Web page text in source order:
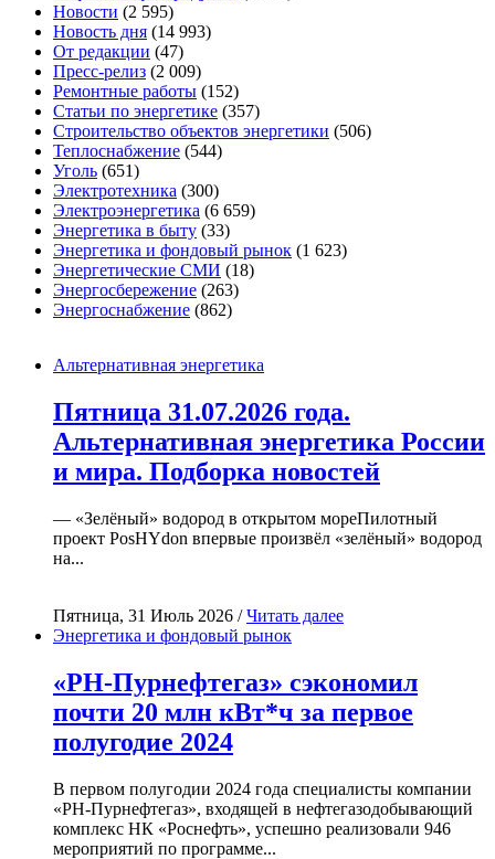
Новости (2 595)
Новость дня (14 993)
От редакции (47)
Пресс-релиз (2 009)
Ремонтные работы (152)
Статьи по энергетике (357)
Строительство объектов энергетики (506)
Теплоснабжение (544)
Уголь (651)
Электротехника (300)
Электроэнергетика (6 659)
Энергетика в быту (33)
Энергетика и фондовый рынок (1 623)
Энергетические СМИ (18)
Энергосбережение (263)
Энергоснабжение (862)
Альтернативная энергетика
Пятница 31.07.2026 года.
Альтернативная энергетика России
и мира. Подборка новостей
— «Зелёный» водород в открытом мореПилотный
проект PosHYdon впервые произвёл «зелёный» водород
на...
Пятница, 31 Июль 2026 /Читать далее
Энергетика и фондовый рынок
«РН-Пурнефтегаз» сэкономил
почти 20 млн кВт*ч за первое
полугодие 2024
В первом полугодии 2024 года специалисты компании
«РН-Пурнефтегаз», входящей в нефтегазодобывающий
комплекс НК «Роснефть», успешно реализовали 946
мероприятий по программе...